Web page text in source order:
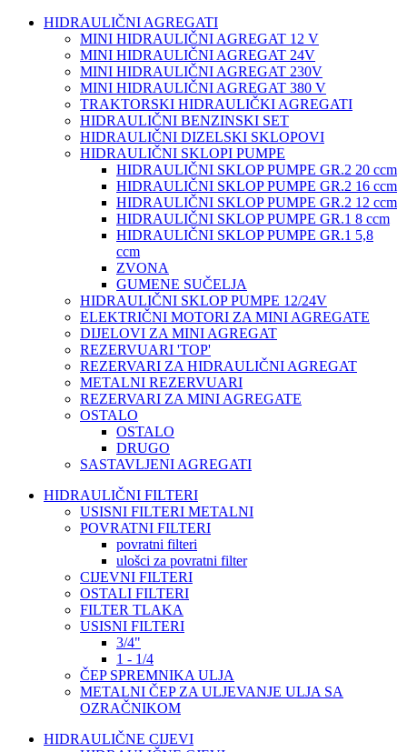
HIDRAULIČNI AGREGATI
MINI HIDRAULIČNI AGREGAT 12 V
MINI HIDRAULIČNI AGREGAT 24V
MINI HIDRAULIČNI AGREGAT 230V
MINI HIDRAULIČNI AGREGAT 380 V
TRAKTORSKI HIDRAULIČKI AGREGATI
HIDRAULIČNI BENZINSKI SET
HIDRAULIČNI DIZELSKI SKLOPOVI
HIDRAULIČNI SKLOPI PUMPE
HIDRAULIČNI SKLOP PUMPE GR.2 20 ccm
HIDRAULIČNI SKLOP PUMPE GR.2 16 ccm
HIDRAULIČNI SKLOP PUMPE GR.2 12 ccm
HIDRAULIČNI SKLOP PUMPE GR.1 8 ccm
HIDRAULIČNI SKLOP PUMPE GR.1 5,8
ccm
ZVONA
GUMENE SUČELJA
HIDRAULIČNI SKLOP PUMPE 12/24V
ELEKTRIČNI MOTORI ZA MINI AGREGATE
DIJELOVI ZA MINI AGREGAT
REZERVUARI 'TOP'
REZERVARI ZA HIDRAULIČNI AGREGAT
METALNI REZERVUARI
REZERVARI ZA MINI AGREGATE
OSTALO
OSTALO
DRUGO
SASTAVLJENI AGREGATI
HIDRAULIČNI FILTERI
USISNI FILTERI METALNI
POVRATNI FILTERI
povratni filteri
ulošci za povratni filter
CIJEVNI FILTERI
OSTALI FILTERI
FILTER TLAKA
USISNI FILTERI
3/4"
1 - 1/4
ČEP SPREMNIKA ULJA
METALNI ČEP ZA ULJEVANJE ULJA SA
OZRAČNIKOM
HIDRAULIČNE CIJEVI